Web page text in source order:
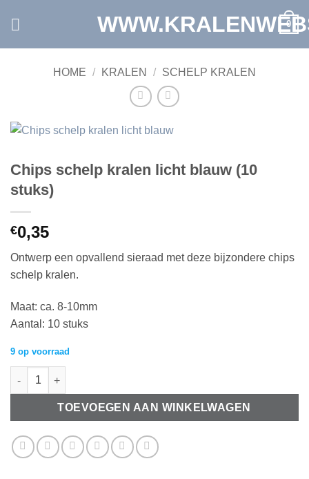
0
HOME / KRALEN / SCHELP KRALEN
Chips schelp kralen licht blauw (10
stuks)
€0,35
Ontwerp een opvallend sieraad met deze bijzondere chips
schelp kralen.
Maat: ca. 8-10mm
Aantal: 10 stuks
9 op voorraad
Chips schelp kralen licht blauw (10 stuks) aantal
TOEVOEGEN AAN WINKELWAGEN